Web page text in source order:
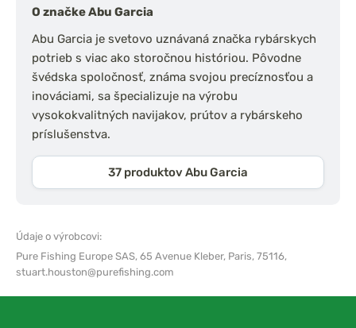
O značke Abu Garcia
Abu Garcia je svetovo uznávaná značka rybárskych
potrieb s viac ako storočnou históriou. Pôvodne
švédska spoločnosť, známa svojou precíznosťou a
inováciami, sa špecializuje na výrobu
vysokokvalitných navijakov, prútov a rybárskeho
príslušenstva.
37 produktov Abu Garcia
Údaje o výrobcovi:
Pure Fishing Europe SAS, 65 Avenue Kleber, Paris, 75116,
stuart.houston@purefishing.com